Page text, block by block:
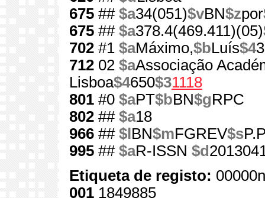
675 ## $a34(051)$vBN$zpor
675 ## $a378.4(469.411)(05)
702 #1 $aMáximo,$bLuís$4
712 02 $aAssociação
Lisboa$4650$31118
801 #0 $aPT$bBN$gRPC
802 ## $a18
966 ## $l BN$mFGREV$s
995 ## $aR-ISSN $d
Etiqueta de registo:
001 1849885